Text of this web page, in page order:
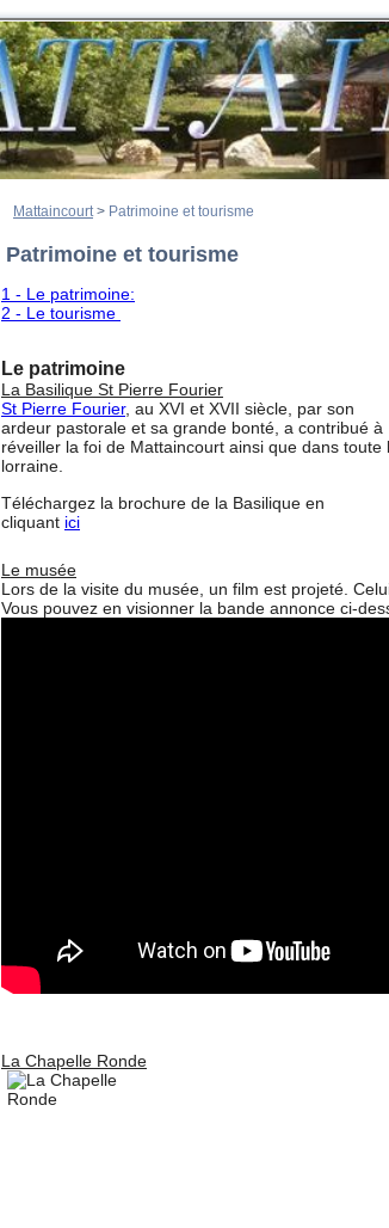
Mattaincourt> Patrimoine et tourisme
Patrimoine et tourisme
1 - Le patrimoine:
2 - Le tourisme
Le patrimoine
La Basilique St Pierre Fourier
St Pierre Fourier, au XVI et XVII siècle, par son
ardeur pastorale et sa grande bonté, a contribué à
réveiller la foi de Mattaincourt ainsi que dans toute
lorraine.
Téléchargez la brochure de la Basilique en
cliquant ici
Le musée
Lors de la visite du musée, un film est projeté.
Vous pouvez en visionner la bande annonce ci-
La Chapelle Ronde